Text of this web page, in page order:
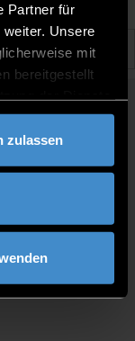
Partner für
Unsere
mit
bereitgestellt
zulassen